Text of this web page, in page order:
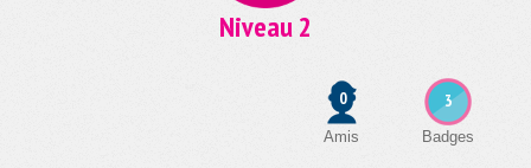
Niveau 2
3
Badges
0
Amis